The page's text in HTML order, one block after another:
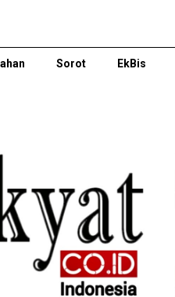
Sorot EkBis